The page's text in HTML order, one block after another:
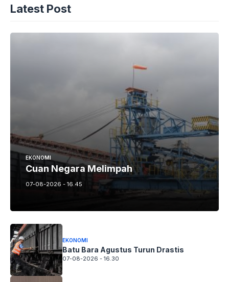
Latest Post
EKONOMI
Cuan Negara Melimpah
07-08-2026 - 16.45
EKONOMI
Batu Bara Agustus Turun Drastis
07-08-2026 - 16.30